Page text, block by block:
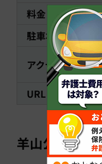
料金
駐車場
アクセス
URL
羊山公園で